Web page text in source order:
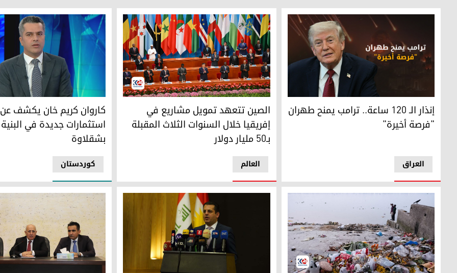
إنذار الـ 120 ساعة.. ترامب يمنح طهران "فرصة أخيرة"
العراق
إنذار الـ 120 ساعة.. ترامب يمنح طهران
"فرصة أخيرة"
الصين تتعهد تمويل مشاريع في إفريقيا خلال السنوات الثلاث المقبلة بـ50 مليار دولار
العالم
الصين تتعهد تمويل مشاريع في
إفريقيا خلال السنوات الثلاث المقبلة
بـ50 مليار دولار
قائممقام قضاء شقلاوة
کوردستان
كاروان كريم خان يكشف عن
استثمارات جديدة في
بشقلاوة